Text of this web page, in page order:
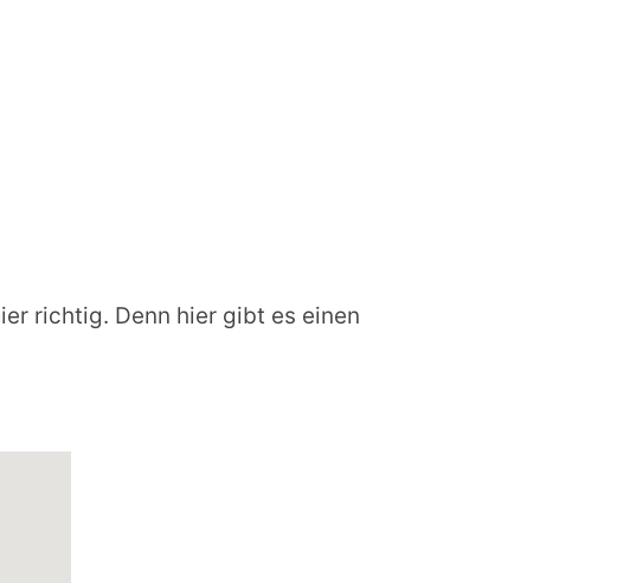
richtig. Denn hier gibt es einen